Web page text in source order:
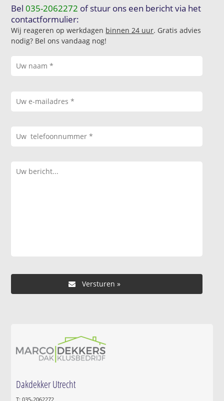
Bel035-2062272 of stuur ons een bericht via het
contactformulier:
Wij reageren op werkdagen binnen 24 uur. Gratis advies
nodig? Bel ons vandaag nog!
Dakdekker Utrecht
T: 035-2062272